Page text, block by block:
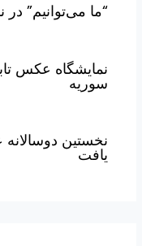
“ما می‌توانیم” در
نمایشگاه عکس
سوریه
نخستین
یافت